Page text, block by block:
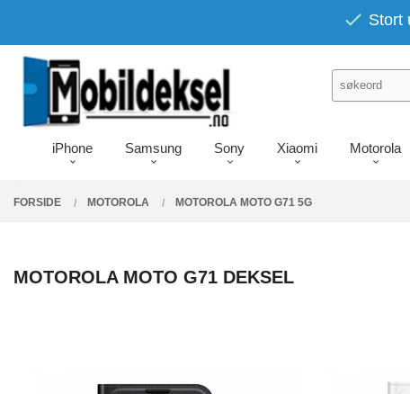
innholdet
Stort
iPhone Samsung Sony Xiaomi Motorola
FORSIDE MOTOROLA MOTOROLA MOTO G71 5G
MOTOROLA MOTO G71 DEKSEL